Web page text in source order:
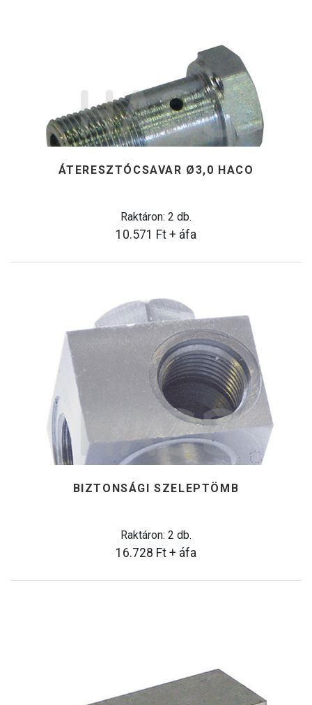
ÁTERESZTÓCSAVAR Ø3,0 HACO
Raktáron: 2 db.
10.571 Ft + áfa
BIZTONSÁGI SZELEPTÖMB
Raktáron: 2 db.
16.728 Ft + áfa